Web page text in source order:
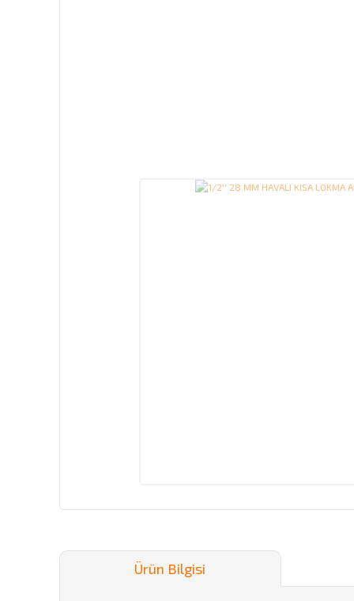
Ürün Bilgisi